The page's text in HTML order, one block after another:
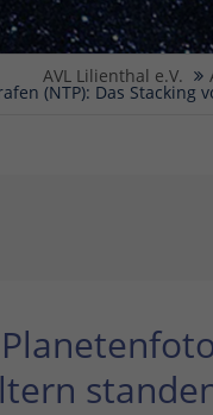
AVL Lilienthal e.V.
(NTP): Das